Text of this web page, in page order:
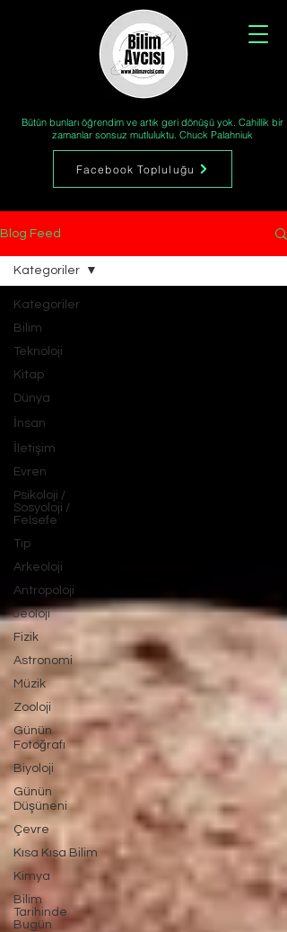
Facebook Topluluğu
Bütün bunları öğrendim ve artık geri dönüşü yok. Cahillik bir
zamanlar sonsuz mutluluktu. Chuck Palahniuk
Blog Feed
Kategoriler
Bilim
Teknoloji
Kitap
Dünya
İnsan
İletişim
Evren
Psikoloji /
Sosyoloji /
Felsefe
Tıp
Arkeoloji
Antropoloji
Jeoloji
Fizik
Astronomi
Müzik
Zooloji
Günün
Fotoğrafı
Biyoloji
Günün
Düşüneni
Çevre
Kısa Kısa Bilim
Kimya
Bilim
Tarihinde
Bugün
Kategoriler